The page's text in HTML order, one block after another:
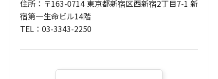
住所：〒163-0714 東京都新宿区西新宿2丁目7-1 新
宿第一生命ビル14階
TEL：03-3343-2250